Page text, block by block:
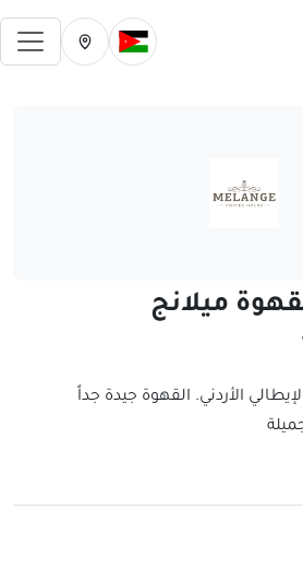
تغيير الدولة الحالية
تغيير المدينة
ميلانج
الأردني. القهوة جيدة جداً